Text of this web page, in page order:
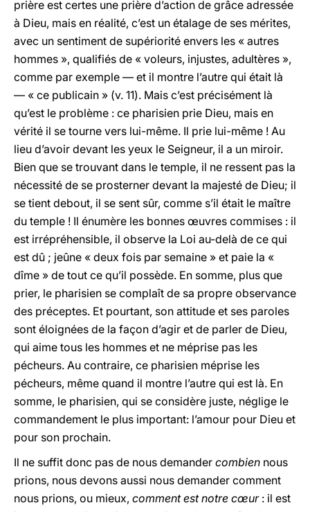
prière est certes une prière d’action de grâce adressée
à Dieu, mais en réalité, c’est un étalage de ses mérites,
avec un sentiment de supériorité envers les « autres
hommes », qualifiés de « voleurs, injustes, adultères »,
comme par exemple — et il montre l’autre qui était là
— « ce publicain » (v. 11). Mais c’est précisément là
qu’est le problème : ce pharisien prie Dieu, mais en
vérité il se tourne vers lui-même. Il prie lui-même ! Au
lieu d’avoir devant les yeux le Seigneur, il a un miroir.
Bien que se trouvant dans le temple, il ne ressent pas la
nécessité de se prosterner devant la majesté de Dieu; il
se tient debout, il se sent sûr, comme s’il était le maître
du temple ! Il énumère les bonnes œuvres commises : il
est irrépréhensible, il observe la Loi au-delà de ce qui
est dû ; jeûne « deux fois par semaine » et paie la «
dîme » de tout ce qu’il possède. En somme, plus que
prier, le pharisien se complaît de sa propre observance
des préceptes. Et pourtant, son attitude et ses paroles
sont éloignées de la façon d’agir et de parler de Dieu,
qui aime tous les hommes et ne méprise pas les
pécheurs. Au contraire, ce pharisien méprise les
pécheurs, même quand il montre l’autre qui est là. En
somme, le pharisien, qui se considère juste, néglige le
commandement le plus important: l’amour pour Dieu et
pour son prochain.
Il ne suffit donc pas de nous demander combien nous
prions, nous devons aussi nous demander comment
nous prions, ou mieux, comment est notre cœur : il est